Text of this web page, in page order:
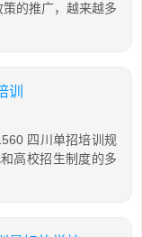
的推广，越来越多
四川单招培训规
高校招生制度的多